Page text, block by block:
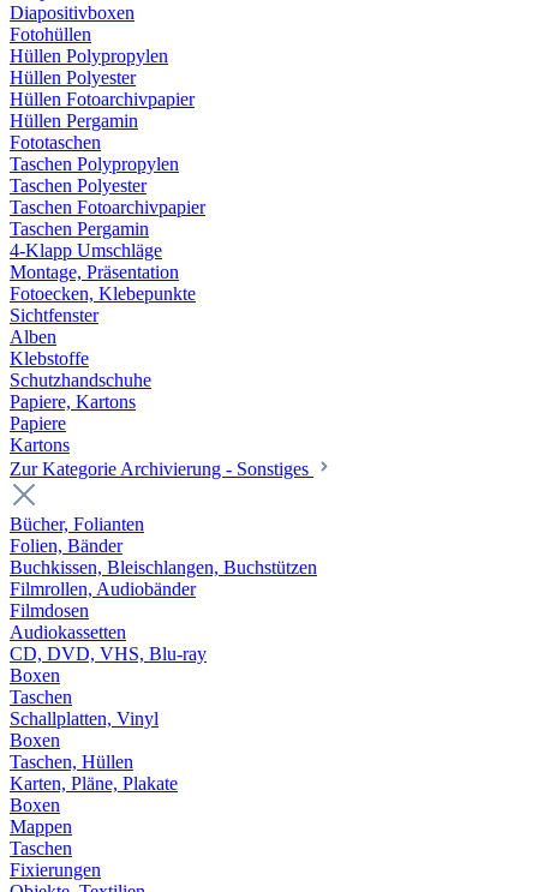
Diapositivboxen
Fotohüllen
Hüllen Polypropylen
Hüllen Polyester
Hüllen Fotoarchivpapier
Hüllen Pergamin
Fototaschen
Taschen Polypropylen
Taschen Polyester
Taschen Fotoarchivpapier
Taschen Pergamin
4-Klapp Umschläge
Montage, Präsentation
Fotoecken, Klebepunkte
Sichtfenster
Alben
Klebstoffe
Schutzhandschuhe
Papiere, Kartons
Papiere
Kartons
Zur Kategorie Archivierung - Sonstiges
Bücher, Folianten
Folien, Bänder
Buchkissen, Bleischlangen, Buchstützen
Filmrollen, Audiobänder
Filmdosen
Audiokassetten
CD, DVD, VHS, Blu-ray
Boxen
Taschen
Schallplatten, Vinyl
Boxen
Taschen, Hüllen
Karten, Pläne, Plakate
Boxen
Mappen
Taschen
Fixierungen